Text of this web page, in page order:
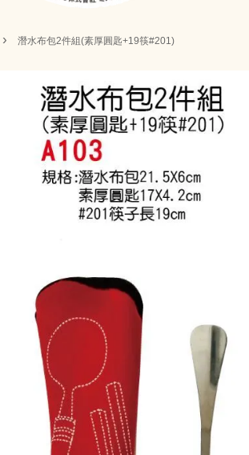
› 潛水布包2件組(素厚圓匙+19筷#201)